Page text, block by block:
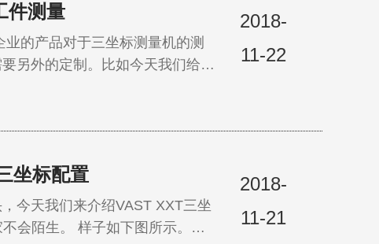
件测量
的产品对于三坐标测量机的测
另外的定制。比如今天我们给大
2018-
11-22
坐标配置
今天我们来介绍VAST XXT三坐
下图所示。这
2018-
11-21